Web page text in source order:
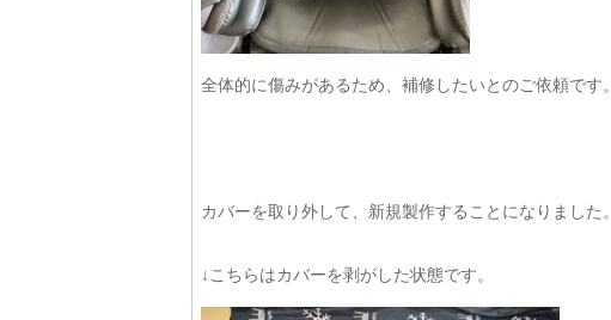
全体的に傷みがあるため、補修したいとのご依頼です。
カバーを取り外して、新規製作することになりました。
↓こちらはカバーを剥がした状態です。